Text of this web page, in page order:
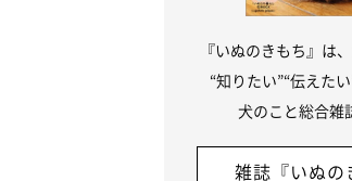
『いぬのきもち』は
“知りたい”“伝えた
犬のこと総合雑
雑誌『いぬの